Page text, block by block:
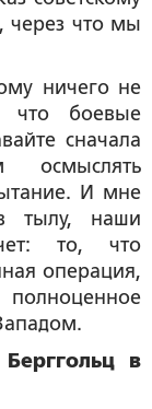
через что мы
ничего не
что боевые
сначала
И мне
тылу, наши
то, что
операция,
в